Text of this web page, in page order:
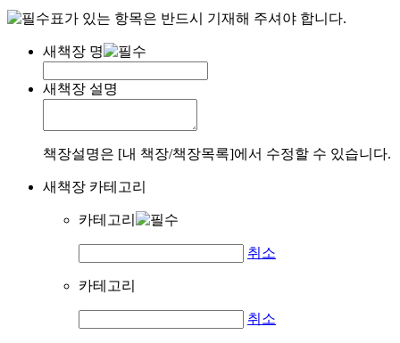
표가 있는 항목은 반드시 기재해 주셔야 합니다.
새책장 명
새책장 설명
책장설명은 [내 책장/책장목록]에서 수정할 수 있습니다.
새책장 카테고리
카테고리
취소
카테고리
취소